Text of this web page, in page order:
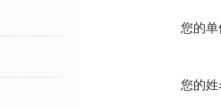
您的单
您的姓